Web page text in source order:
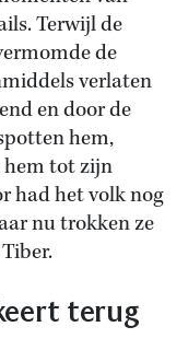
Terwijl de
de
verlaten
en door de
hem,
hem tot zijn
had het volk nog
nu trokken ze
terug